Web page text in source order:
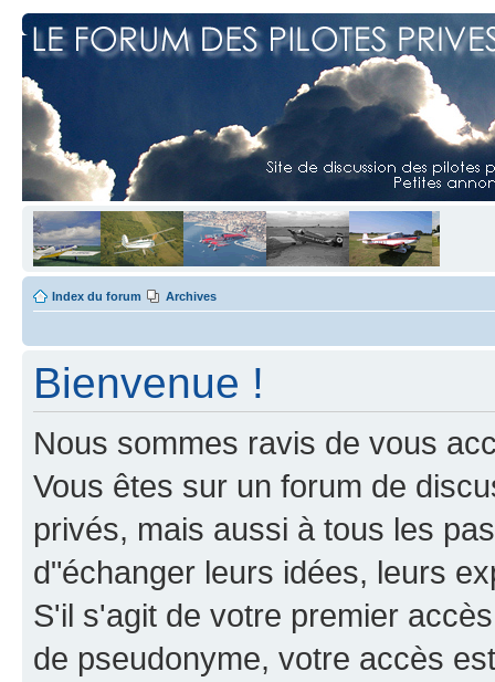
Index du forum Archives
Bienvenue !
Nous sommes ravis de vous
Vous êtes sur un forum de
privés, mais aussi à tous les
d"échanger leurs idées, leurs
S'il s'agit de votre premier
de pseudonyme, votre accès